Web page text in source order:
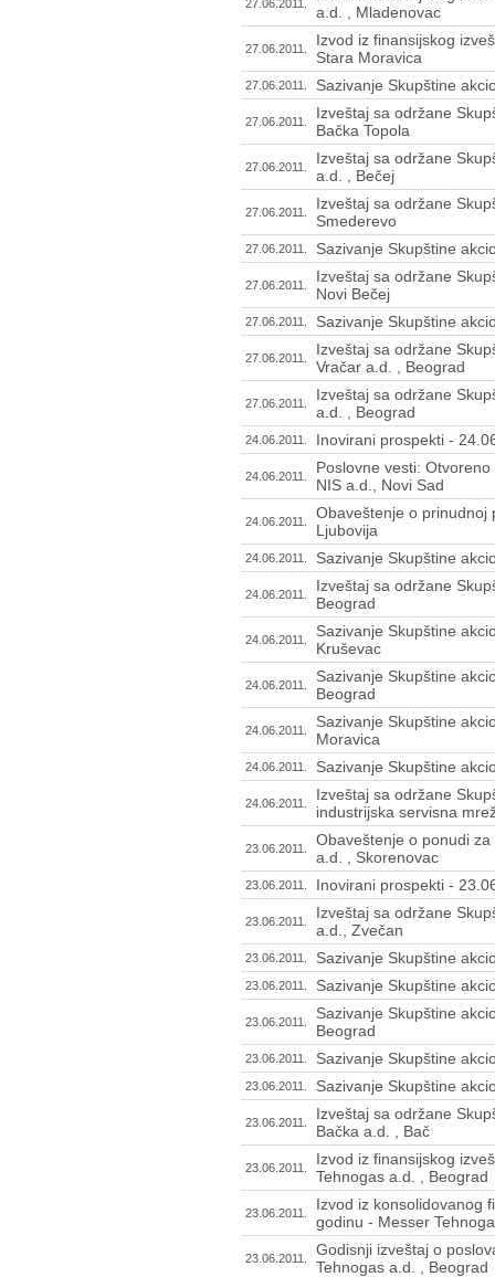
27.06.2011.
a.d. , Mladenovac
27.06.2011.
Izvod iz finansijskog
Stara Moravica
27.06.2011. Sazivanje Skupštine
27.06.2011.
Izveštaj sa održane
Bačka Topola
27.06.2011.
Izveštaj sa održane
a.d. , Bečej
27.06.2011.
Izveštaj sa održane
Smederevo
27.06.2011. Sazivanje Skupštine
27.06.2011.
Izveštaj sa održane
Novi Bečej
27.06.2011. Sazivanje Skupštine
27.06.2011.
Izveštaj sa održane
Vračar a.d. , Beograd
27.06.2011.
Izveštaj sa održane
a.d. , Beograd
24.06.2011. Inovirani prospekti -
24.06.2011.
Poslovne vesti:
NIS a.d., Novi Sad
24.06.2011.
Obaveštenje o prinudnoj
Ljubovija
24.06.2011. Sazivanje Skupštine
24.06.2011.
Izveštaj sa održane
Beograd
24.06.2011.
Sazivanje Skupštine
Kruševac
24.06.2011.
Sazivanje Skupštine
Beograd
24.06.2011.
Sazivanje Skupštine
Moravica
24.06.2011. Sazivanje Skupštine
24.06.2011.
Izveštaj sa održane
industrijska servisna
23.06.2011.
Obaveštenje o ponudi
a.d. , Skorenovac
23.06.2011. Inovirani prospekti -
23.06.2011.
Izveštaj sa održane
a.d., Zvečan
23.06.2011. Sazivanje Skupštine
23.06.2011. Sazivanje Skupštine
23.06.2011.
Sazivanje Skupštine
Beograd
23.06.2011. Sazivanje Skupštine
23.06.2011. Sazivanje Skupštine
23.06.2011.
Izveštaj sa održane
Bačka a.d. , Bač
23.06.2011.
Izvod iz finansijskog
Tehnogas a.d. , Beograd
23.06.2011.
Izvod iz konsolidovanog
godinu - Messer
23.06.2011.
Godisnji izveštaj o
Tehnogas a.d. , Beograd